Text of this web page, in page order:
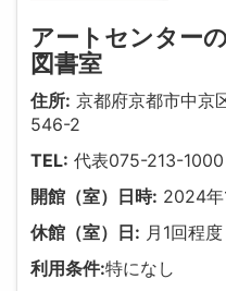
アートセンター
図書室
住所: 京都府京都市中京
546-2
TEL: 代表075-213-1000
開館（室）日時: 2024年
休館（室）日: 月1回程度
利用条件:特になし